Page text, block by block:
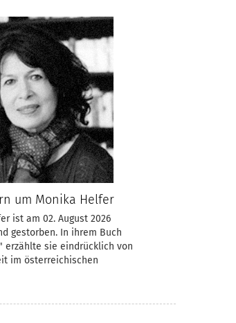
um Monika Helfer
ist am 02. August 2026
gestorben. In ihrem Buch
erzählte sie eindrücklich von
im österreichischen